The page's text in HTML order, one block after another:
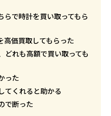
らで時計を買い取ってもら
高価買取してもらった
どれも高額で買い取っても
った
てくれると助かる
で断った